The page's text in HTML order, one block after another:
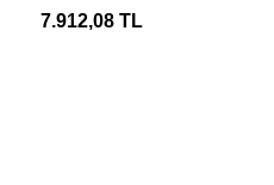
7.912,08 TL